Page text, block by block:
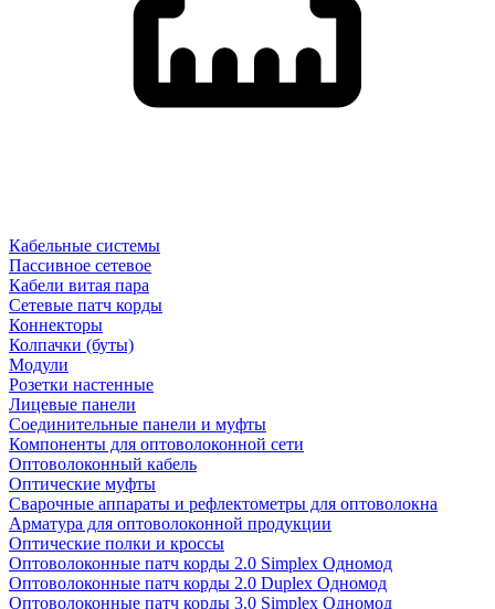
Кабельные системы
Пассивное сетевое
Кабели витая пара
Сетевые патч корды
Коннекторы
Колпачки (буты)
Модули
Розетки настенные
Лицевые панели
Соединительные панели и муфты
Компоненты для оптоволоконной сети
Оптоволоконный кабель
Оптические муфты
Сварочные аппараты и рефлектометры для оптоволокна
Арматура для оптоволоконной продукции
Оптические полки и кроссы
Оптоволоконные патч корды 2.0 Simplex Одномод
Оптоволоконные патч корды 2.0 Duplex Одномод
Оптоволоконные патч корды 3.0 Simplex Одномод